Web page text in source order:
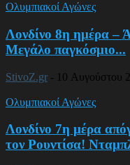
Ολυμπιακοί Αγώνες
Λονδίνο 8η ημέρα –
Μεγάλο παγκόσμιο...
StivoZ.gr - 10 Αυγούστου
Ολυμπιακοί Αγώνες
Λονδίνο 7η μέρα
τον Ρουντίσα!